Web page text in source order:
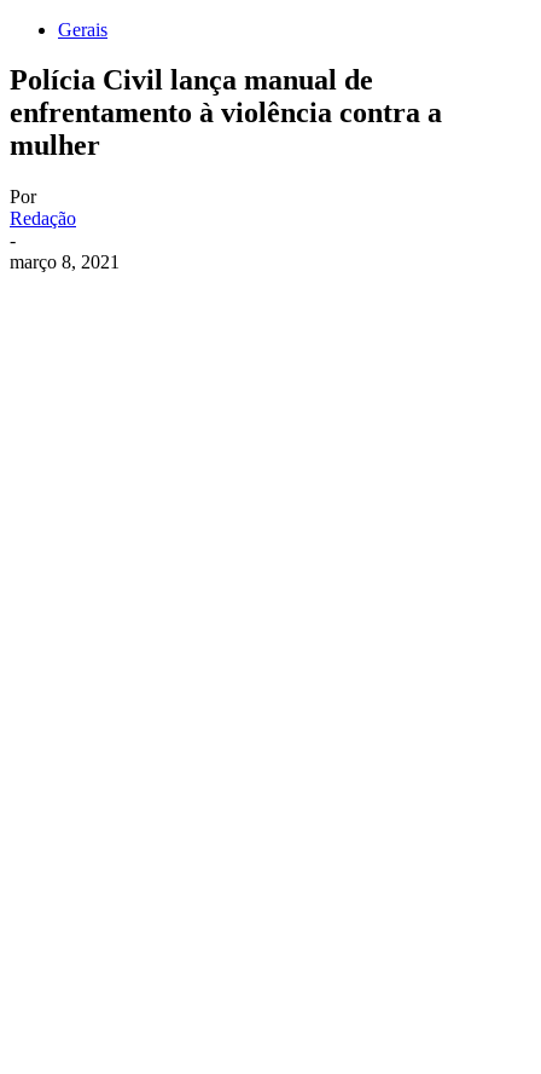
Gerais
Polícia Civil lança manual de
enfrentamento à violência contra a
mulher
Por
Redação
-
março 8, 2021